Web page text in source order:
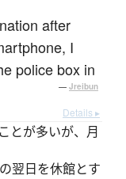
after
I
police box in
— Jreibun
Details ▸
とが多いが、月
翌日を休館とす